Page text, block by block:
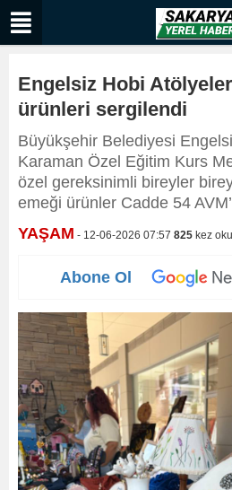
Engelsiz Hobi
ürünleri sergilendi
Büyükşehir Belediyesi
Karaman Özel Eğitim Kurs
özel gereksinimli bireyler
emeği ürünler Cadde 54
YAŞAM - 12-06-2026 07:57 825 kez
Abone Ol